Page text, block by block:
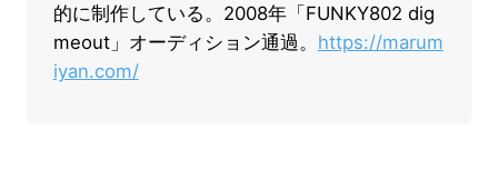
的に制作している。2008年「FUNKY802 dig
meout」オーディション通過。 https://marum
iyan.com/